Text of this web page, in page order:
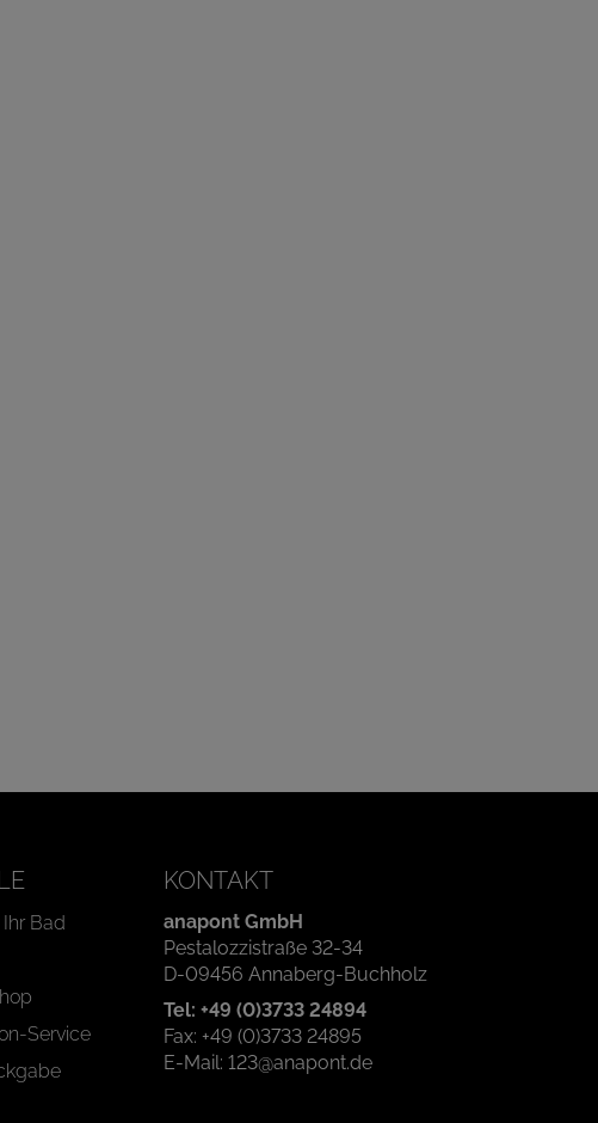
Bad
Service
KONTAKT
anapont GmbH
Pestalozzistraße 32-34
D-09456 Annaberg-Buchholz
Tel: +49 (0)3733 24894
Fax: +49 (0)3733 24895
E-Mail: 123@anapont.de